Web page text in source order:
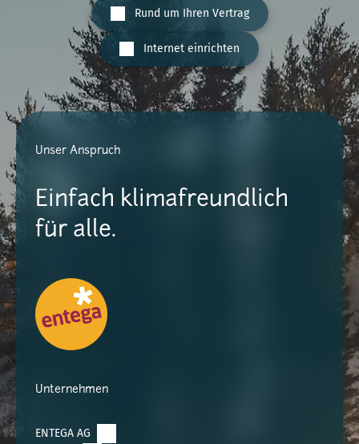
Rund um Ihren Vertrag
Internet einrichten
Unser Anspruch
Einfach klimafreundlich
für alle.
Unternehmen
ENTEGA AG